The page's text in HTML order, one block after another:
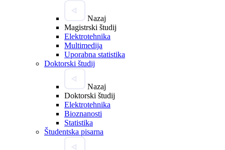
Nazaj
Magistrski študij
Elektrotehnika
Multimedija
Uporabna statistika
Doktorski študij
Nazaj
Doktorski študij
Elektrotehnika
Bioznanosti
Statistika
Študentska pisarna